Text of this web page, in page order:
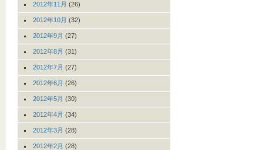
2012年11月 (26)
2012年10月 (32)
2012年9月 (27)
2012年8月 (31)
2012年7月 (27)
2012年6月 (26)
2012年5月 (30)
2012年4月 (34)
2012年3月 (28)
2012年2月 (28)